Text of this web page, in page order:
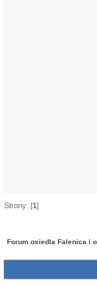
Strony: [1]
Forum osiedla Falenica i